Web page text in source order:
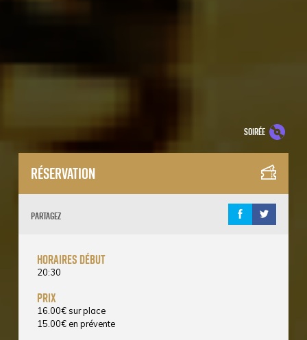
soirée
Réservation
Partagez
horaires début
20:30
prix
16.00€ sur place
15.00€ en prévente